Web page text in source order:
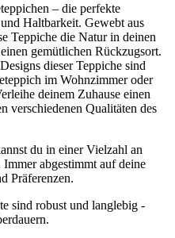
– die perfekte
Haltbarkeit. Gewebt aus
Teppiche die Natur in deinen
gemütlichen Rückzugsort.
dieser Teppiche sind
im Wohnzimmer oder
deinem Zuhause einen
verschiedenen Qualitäten des
du in einer Vielzahl an
abgestimmt auf deine
Präferenzen.
sind robust und langlebig -